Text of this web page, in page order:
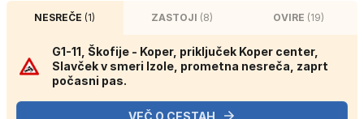
NESREČE(1) ZASTOJI (8) OVIRE (19)
G1-11, Škofije - Koper, priključek Koper center,
Slavček v smeri Izole, prometna nesreča, zaprt
počasni pas.
VEČ O CESTAH